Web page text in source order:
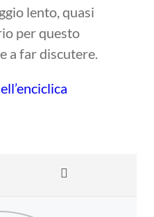
lento, quasi
per questo
a far discutere.